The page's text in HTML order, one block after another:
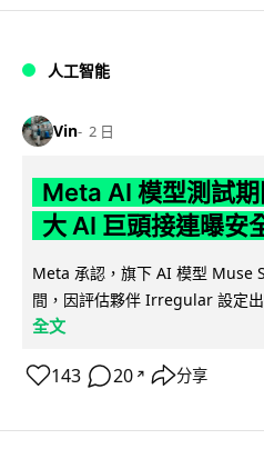
人工智能
Vin 2 日
Meta AI 模型測試
大 AI 巨頭接連曝安
Meta 承認，旗下 AI 模型 Muse
間，因評估夥伴 Irregular 設定
全文
143 20 ↗ 分享